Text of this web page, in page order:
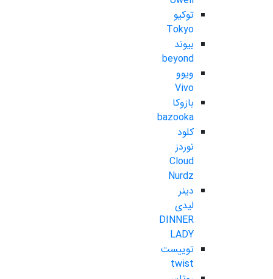
توکیو
Tokyo
بیوند
beyond
ویوو
Vivo
بازوکا
bazooka
کلود
نوردز
Cloud
Nurdz
دینر
لیدی
DINNER
LADY
توییست
twist